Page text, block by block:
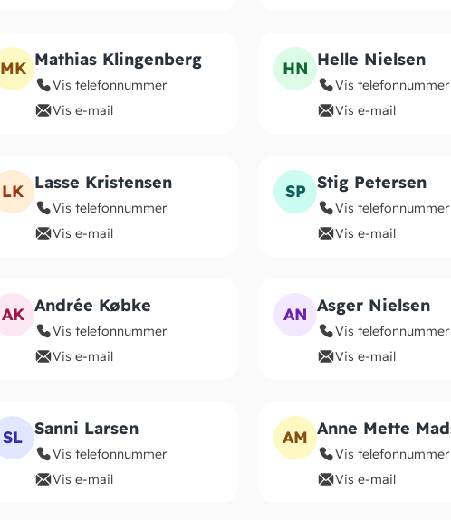
MK Mathias Klingenberg
Vis telefonnummer
Vis e-mail
HN Helle Nielsen
Vis telefonnummer
Vis e-mail
LK Lasse Kristensen
Vis telefonnummer
Vis e-mail
SP Stig Petersen
Vis telefonnummer
Vis e-mail
AK Andrée Købke
Vis telefonnummer
Vis e-mail
AN Asger Nielsen
Vis telefonnummer
Vis e-mail
SL Sanni Larsen
Vis telefonnummer
Vis e-mail
AM Anne Mette
Vis telefonnummer
Vis e-mail